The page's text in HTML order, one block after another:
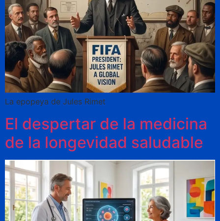
La epopeya de Jules Rimet
El despertar de la medicina
de la longevidad saludable